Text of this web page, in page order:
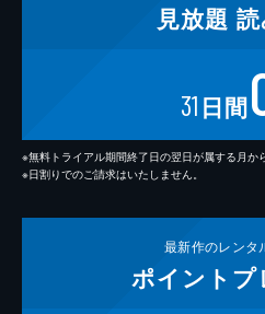
見放題
31 日間
※無料トライアル期間終了日の翌日が属する月か
※日割りでのご請求はいたしません。
最新作のレンタ
ポイント プ